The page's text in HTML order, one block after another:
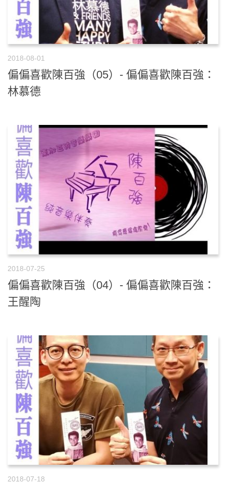
2018-08-01
偏偏喜歡陳百強（05）- 偏偏喜歡陳百強：
林慕德
2018-07-25
偏偏喜歡陳百強（04）- 偏偏喜歡陳百強：
王醒陶
2018-07-18